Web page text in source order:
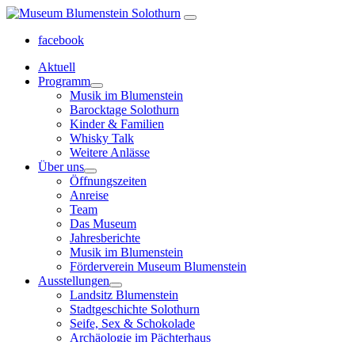
facebook
Aktuell
Programm
Musik im Blumenstein
Barocktage Solothurn
Kinder & Familien
Whisky Talk
Weitere Anlässe
Über uns
Öffnungszeiten
Anreise
Team
Das Museum
Jahresberichte
Musik im Blumenstein
Förderverein Museum Blumenstein
Ausstellungen
Landsitz Blumenstein
Stadtgeschichte Solothurn
Seife, Sex & Schokolade
Archäologie im Pächterhaus